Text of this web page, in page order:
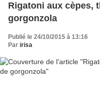
Rigatoni aux cèpes,
gorgonzola
Publié le 24/10/2015 à 13:16
Par irisa